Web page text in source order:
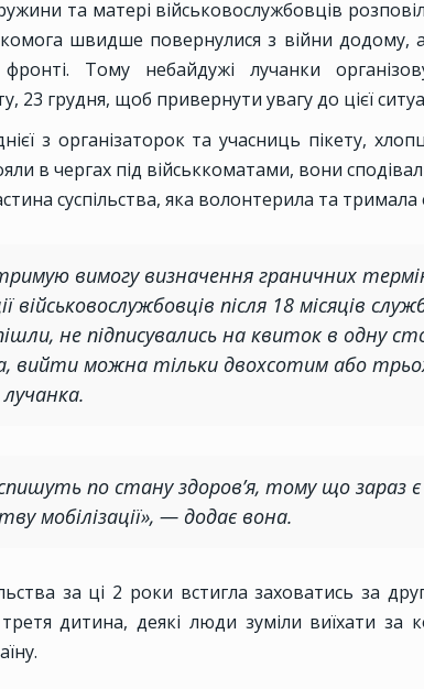
та матері військовослужбовців
швидше повернулися з війни
Тому небайдужі лучанки
23 грудня, щоб привернути увагу до цієї
з організаторок та учасниць пікету,
в чергах під військкоматами, вони
суспільства, яка волонтерила та
вимогу визначення граничних
військовослужбовців після 18 місяців
не підписувались на квиток в одну
вийти можна тільки двохсотим або
по стану здоров’я, тому що зараз є
мобілізації», — додає вона.
за ці 2 роки встигла заховатись за
третя дитина, деякі люди зуміли виїхати за